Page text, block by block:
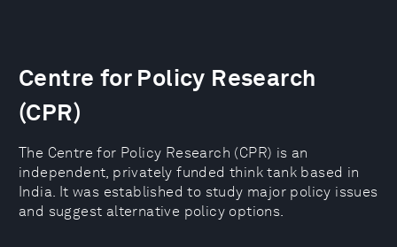
Centre for Policy Research
(CPR)
The Centre for Policy Research (CPR) is an
independent, privately funded think tank based in
India. It was established to study major policy issues
and suggest alternative policy options.